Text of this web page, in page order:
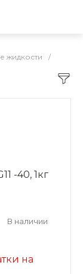
жидкости
/
-40, 1кг
В наличии
на